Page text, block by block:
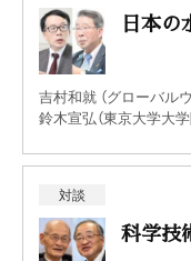
日本の
吉村和就 （グローバル
鈴木宣弘（東京大学大学
対談
科学技